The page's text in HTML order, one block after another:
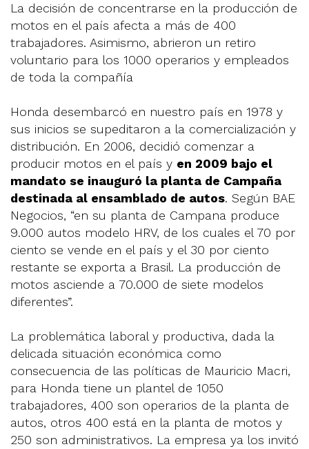
La decisión de concentrarse en la producción de
motos en el país afecta a más de 400
trabajadores. Asimismo, abrieron un retiro
voluntario para los 1000 operarios y empleados
de toda la compañía
Honda desembarcó en nuestro país en 1978 y
sus inicios se supeditaron a la comercialización y
distribución. En 2006, decidió comenzar a
producir motos en el país y en 2009 bajo el
mandato se inauguró la planta de Campaña
destinada al ensamblado de autos. Según BAE
Negocios, “en su planta de Campana produce
9.000 autos modelo HRV, de los cuales el 70 por
ciento se vende en el país y el 30 por ciento
restante se exporta a Brasil. La producción de
motos asciende a 70.000 de siete modelos
diferentes”.
La problemática laboral y productiva, dada la
delicada situación económica como
consecuencia de las políticas de Mauricio Macri,
para Honda tiene un plantel de 1050
trabajadores, 400 son operarios de la planta de
autos, otros 400 está en la planta de motos y
250 son administrativos. La empresa ya los invitó